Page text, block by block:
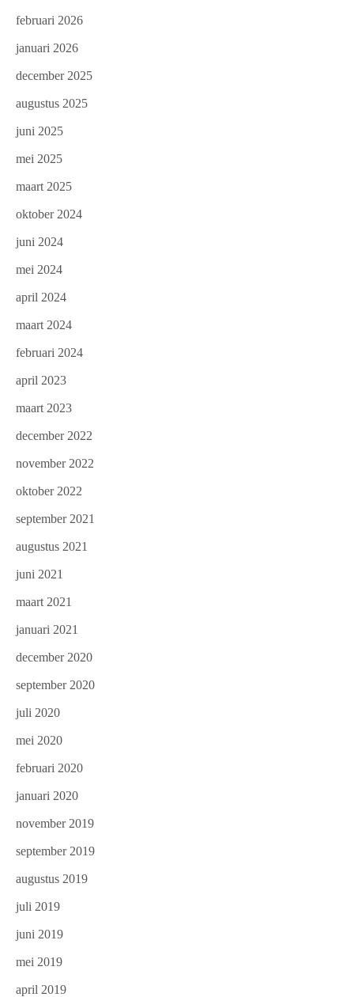
februari 2026
januari 2026
december 2025
augustus 2025
juni 2025
mei 2025
maart 2025
oktober 2024
juni 2024
mei 2024
april 2024
maart 2024
februari 2024
april 2023
maart 2023
december 2022
november 2022
oktober 2022
september 2021
augustus 2021
juni 2021
maart 2021
januari 2021
december 2020
september 2020
juli 2020
mei 2020
februari 2020
januari 2020
november 2019
september 2019
augustus 2019
juli 2019
juni 2019
mei 2019
april 2019